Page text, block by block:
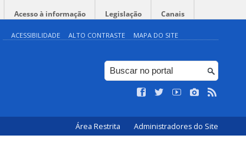
Acesso à informação Legislação Canais
ACESSIBILIDADE ALTO CONTRASTE MAPA DO SITE
Área Restrita Administradores do Site